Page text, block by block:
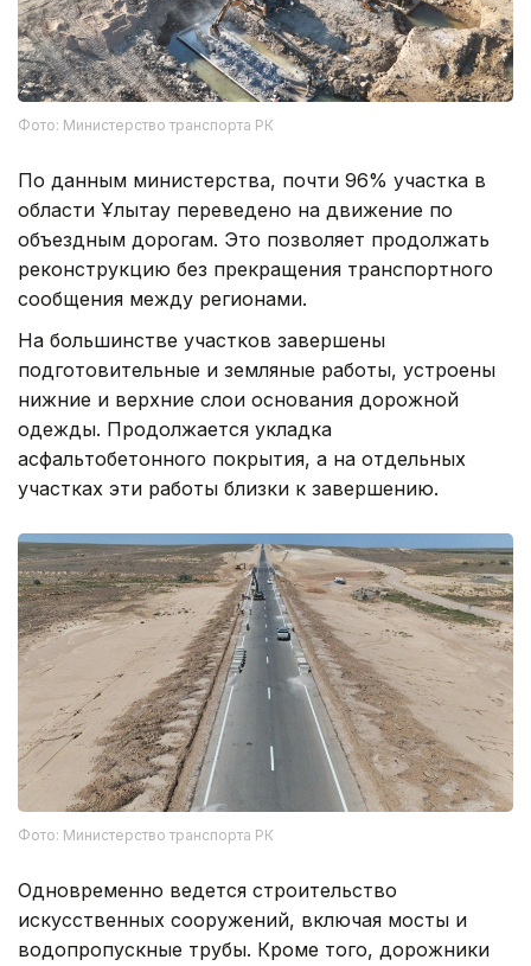
Фото: Министерство транспорта РК
По данным министерства, почти 96% участка в
области Ұлытау переведено на движение по
объездным дорогам. Это позволяет продолжать
реконструкцию без прекращения транспортного
сообщения между регионами.
На большинстве участков завершены
подготовительные и земляные работы, устроены
нижние и верхние слои основания дорожной
одежды. Продолжается укладка
асфальтобетонного покрытия, а на отдельных
участках эти работы близки к завершению.
Фото: Министерство транспорта РК
Одновременно ведется строительство
искусственных сооружений, включая мосты и
водопропускные трубы. Кроме того, дорожники